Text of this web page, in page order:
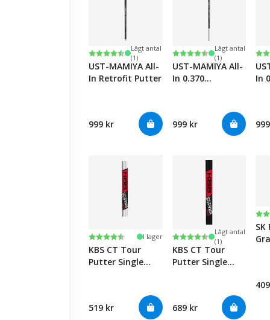
Betyg:
4.8 utav 5 stjärnor
Lågt antal
(1)
UST-MAMIYA All-
In Retrofit Putter
999 kr
Betyg:
4.8 utav 5 stjärnor
Lågt antal
(1)
UST-MAMIYA All-
In 0.370
999 kr
In
Betyg:
4.8 utav 5 stjärnor
I lager
KBS CT Tour
Putter Single
519 kr
Betyg:
4.8 utav 5 stjärnor
Lågt antal
(1)
KBS CT Tour
Putter Single
689 kr
SK